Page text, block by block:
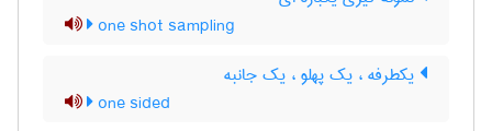
one shot sampling
یکطرفه ، یک پهلو ، یک جانبه
one sided